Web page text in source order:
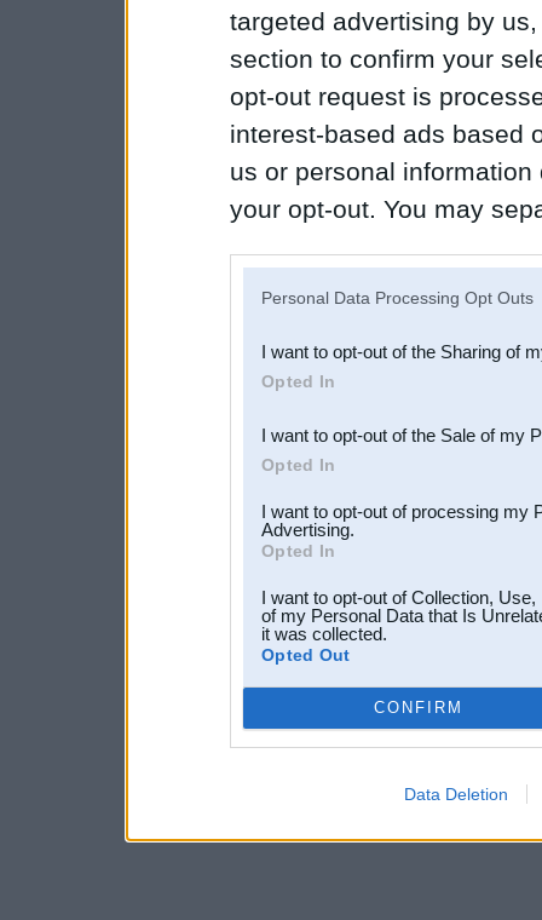
targeted advertising by
section to confirm your
opt-out request is
interest-based ads based
us or personal
your opt-out. You may
Downstream Participants
third parties.
Personal Data Processing Opt Outs
I want to opt-out of the Sharing of
Opted In
I want to opt-out of the Sale of my
Opted In
I want to opt-out of processing my
Advertising.
Opted In
I want to opt-out of Collection,
of my Personal Data that Is
it was collected.
Opted Out
CONFIRM
Data Deletion